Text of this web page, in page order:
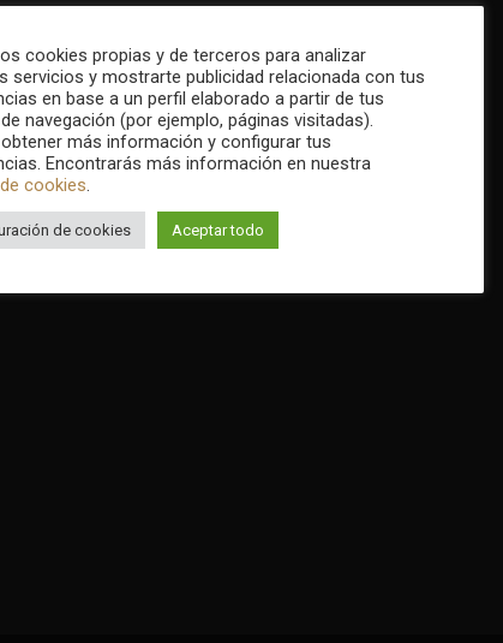
cookies propias y de terceros para analizar
servicios y mostrarte publicidad relacionada con tus
en base a un perfil elaborado a partir de tus
navegación (por ejemplo, páginas visitadas).
más información y configurar tus
Encontrarás más información en nuestra
cookies
de cookies Aceptar todo